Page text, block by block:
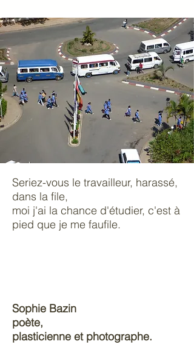
Seriez-vous le travailleur, harassé,
dans la file,
moi j'ai la chance d'étudier, c'est à
pied que je me faufile.
Sophie Bazin
poète,
plasticienne et photographe.